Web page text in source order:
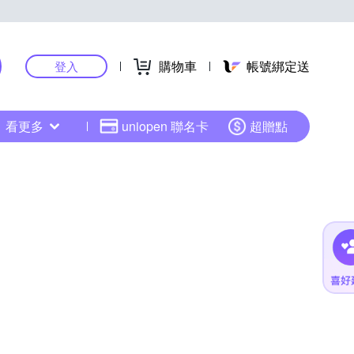
登入 購物車 帳號綁定送
看更多 uniopen 聯名卡 超贈點